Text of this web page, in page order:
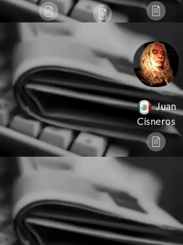
Juan
Cisneros